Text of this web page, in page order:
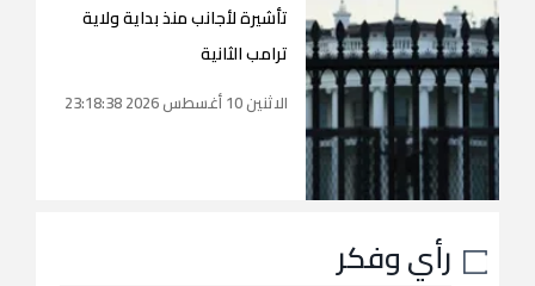
تأشيرة لأجانب منذ بداية ولاية
ترامب الثانية
الاثنين 10 أغسطس 2026 23:18:38
رأي وفكر